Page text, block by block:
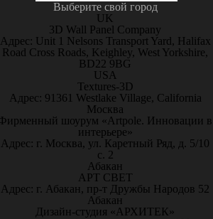
Выберите свой город
UK
3D Wall Panel Company
Адрес: Unit 1 Nelsons Transport Yard, Halifax
Road Cross Roads, Keighley, West Yorkshire,
BD22 9BG
USA
Textures-3D
Адрес: 91361 Westlake Village, California
Москва
шоурум «Artpole. Инновации в
интерьере»
Адрес: г. Москва, ул. Каретный Ряд, д. 5/10
с. 2
Абакан
АРТ СВЕТ
Адрес: г. Абакан, пр-т Дружбы Народов 52
Абакан
Дизайн-студия «АРХИТЕК»